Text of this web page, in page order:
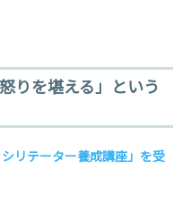
りを堪える」という
シリテーター養成講座」を受